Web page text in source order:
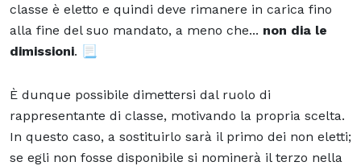
classe è eletto e quindi deve rimanere in carica fino
alla fine del suo mandato, a meno che... non dia le
dimissioni. 📃
È dunque possibile dimettersi dal ruolo di
rappresentante di classe, motivando la propria scelta.
In questo caso, a sostituirlo sarà il primo dei non eletti;
se egli non fosse disponibile si nominerà il terzo nella